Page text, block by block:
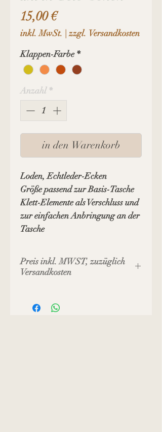
15,00 €Preis
inkl. MwSt. |zzgl. Versandkosten
Klappen-Farbe *
Anzahl *
in den Warenkorb
Loden, Echtleder-Ecken
Größe passend zur Basis-Tasche
Klett-Elemente als Verschluss und
zur einfachen Anbringung an der
Tasche
Preis inkl. MWST, zuzüglich
Versandkosten